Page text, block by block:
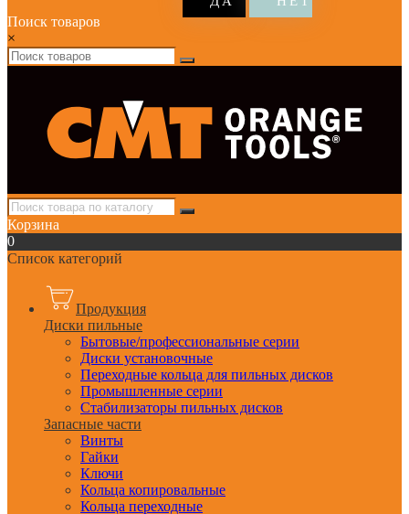
Поиск товаров
×
Корзина
0
Список категорий
Продукция
Диски пильные
Бытовые/профессиональные серии
Диски установочные
Переходные кольца для пильных дисков
Промышленные серии
Стабилизаторы пильных дисков
Запасные части
Винты
Гайки
Ключи
Кольца копировальные
Кольца переходные